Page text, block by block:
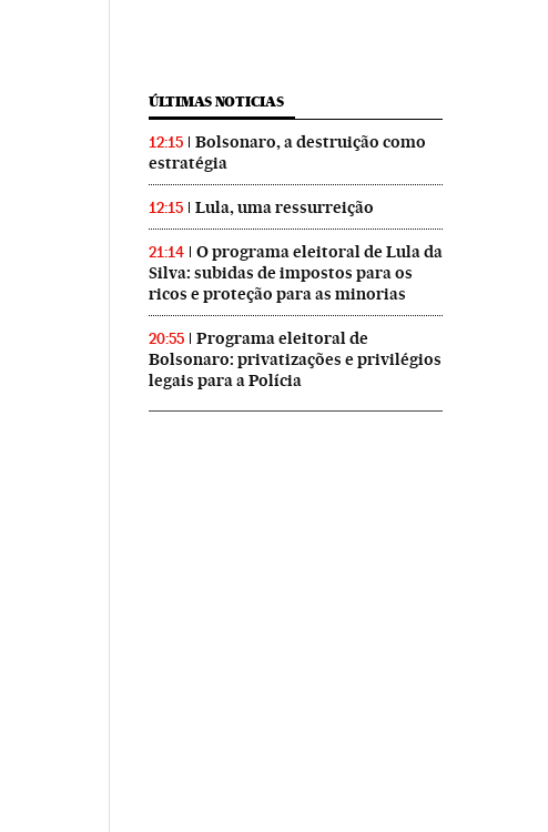
ÚLTIMAS NOTICIAS
12:15
Bolsonaro, a destruição como
estratégia
12:15 Lula, uma ressurreição
21:14
O programa eleitoral de Lula da
Silva: subidas de impostos para os
ricos e proteção para as minorias
20:55
Programa eleitoral de
Bolsonaro: privatizações e privilégios
legais para a Polícia